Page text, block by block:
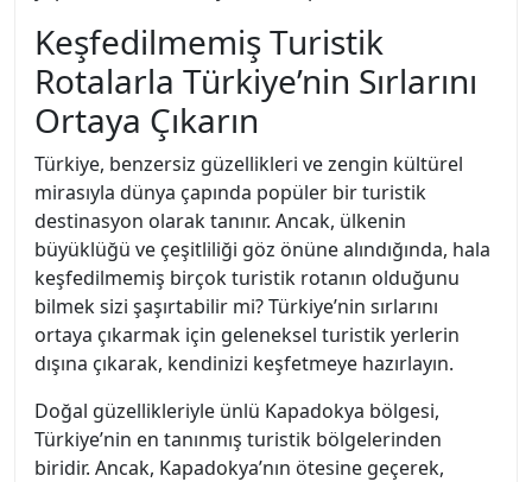
Keşfedilmemiş Turistik
Rotalarla Türkiye’nin Sırlarını
Ortaya Çıkarın
Türkiye, benzersiz güzellikleri ve zengin kültürel
mirasıyla dünya çapında popüler bir turistik
destinasyon olarak tanınır. Ancak, ülkenin
büyüklüğü ve çeşitliliği göz önüne alındığında, hala
keşfedilmemiş birçok turistik rotanın olduğunu
bilmek sizi şaşırtabilir mi? Türkiye’nin sırlarını
ortaya çıkarmak için geleneksel turistik yerlerin
dışına çıkarak, kendinizi keşfetmeye hazırlayın.
Doğal güzellikleriyle ünlü Kapadokya bölgesi,
Türkiye’nin en tanınmış turistik bölgelerinden
biridir. Ancak, Kapadokya’nın ötesine geçerek,